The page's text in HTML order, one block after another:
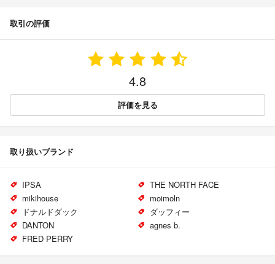
取引の評価
4.8
評価を見る
取り扱いブランド
IPSA
THE NORTH FACE
mikihouse
moimoln
ドナルドダック
ダッフィー
DANTON
agnes b.
FRED PERRY